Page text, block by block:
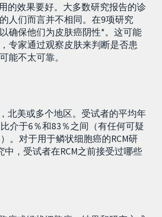
的效果要好。大多数研究报告的诊
人们而言并不相同。在9项研究
确保他们为皮肤癌阴性*。这可能
专家通过观察皮肤来判断是否患
能不太可靠。
北美或多个地区。受试者的平均年
介于6％和83％之间（有任何可疑
。对于用于鳞状细胞癌的RCM研
，受试者在RCM之前接受过哪些